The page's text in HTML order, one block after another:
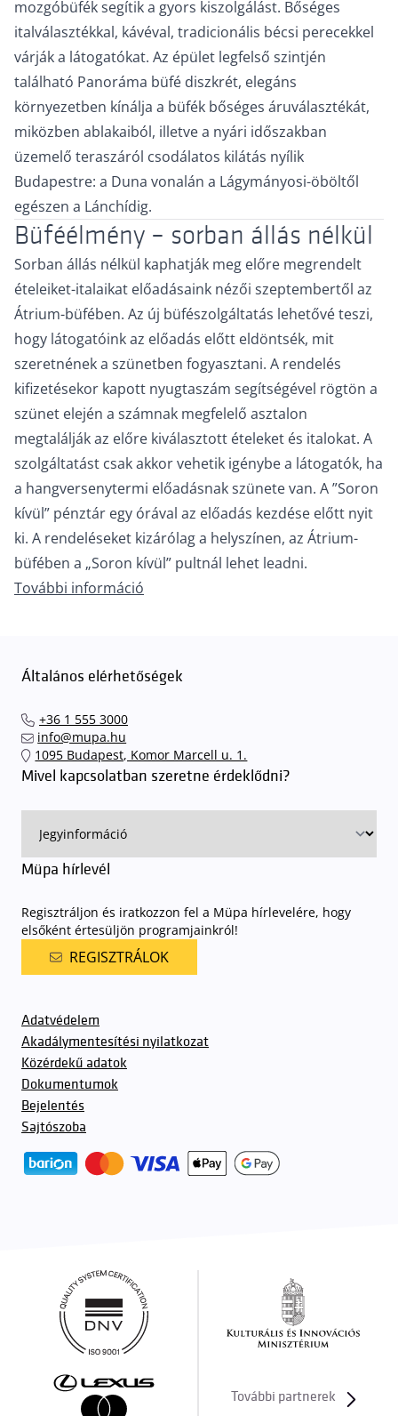
mozgóbüfék segítik a gyors kiszolgálást. Bőséges
italválasztékkal, kávéval, tradicionális bécsi perecekkel
várják a látogatókat. Az épület legfelső szintjén
található Panoráma büfé diszkrét, elegáns
környezetben kínálja a büfék bőséges áruválasztékát,
miközben ablakaiból, illetve a nyári időszakban
üzemelő teraszáról csodálatos kilátás nyílik
Budapestre: a Duna vonalán a Lágymányosi-öböltől
egészen a Lánchídig.
Büféélmény – sorban állás nélkül
Sorban állás nélkül kaphatják meg előre megrendelt
ételeiket-italaikat előadásaink nézői szeptembertől az
Átrium-büfében. Az új büfészolgáltatás lehetővé teszi,
hogy látogatóink az előadás előtt eldöntsék, mit
szeretnének a szünetben fogyasztani. A rendelés
kifizetésekor kapott nyugtaszám segítségével rögtön a
szünet elején a számnak megfelelő asztalon
megtalálják az előre kiválasztott ételeket és italokat. A
szolgáltatást csak akkor vehetik igénybe a látogatók, ha
a hangversenytermi előadásnak szünete van. A ”Soron
kívül” pénztár egy órával az előadás kezdése előtt nyit
ki. A rendeléseket kizárólag a helyszínen, az Átrium-
büfében a „Soron kívül” pultnál lehet leadni.
További információ
Általános elérhetőségek
+36 1 555 3000
info@mupa.hu
1095 Budapest, Komor Marcell u. 1.
Mivel kapcsolatban szeretne érdeklődni?
Müpa hírlevél
Regisztráljon és iratkozzon fel a Müpa hírlevelére, hogy
elsőként értesüljön programjainkról!
REGISZTRÁLOK
Adatvédelem
Akadálymentesítési nyilatkozat
Közérdekű adatok
Dokumentumok
Bejelentés
Sajtószoba
További partnerek